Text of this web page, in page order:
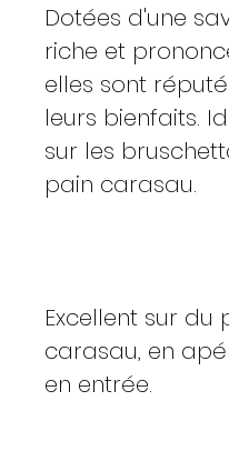
Dotées d'une
riche et
elles sont
leurs bienfaits.
sur les
pain carasau.
Excellent sur du
carasau, en
en entrée.